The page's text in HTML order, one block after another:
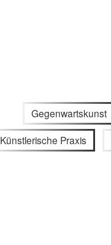
Gegenwartskunst
Künstlerische Praxis